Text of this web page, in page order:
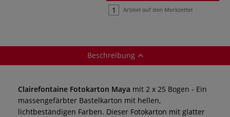
Artikel auf den Merkzettel
Beschreibung
Clairefontaine Fotokarton Maya mit 2 x 25 Bogen - Ein
massengefärbter Bastelkarton mit hellen,
lichtbeständigen Farben. Dieser Fotokarton mit glatter